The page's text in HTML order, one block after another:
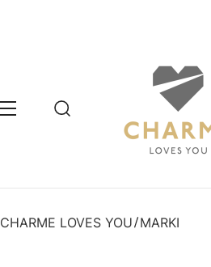
Menu Otwórz wyszukiwarkę
Szukaj
CHARME LOVES YOU MARKI